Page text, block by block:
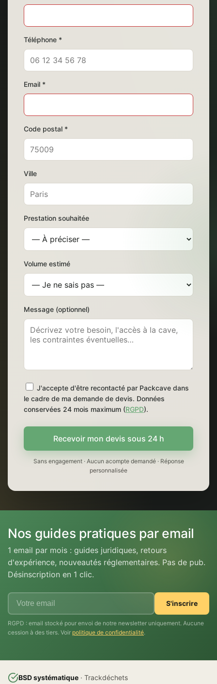
Téléphone *
Email *
Code postal *
Ville
Prestation souhaitée
Volume estimé
Message (optionnel)
J'accepte d'être recontacté par Packcave dans
le cadre de ma demande de devis. Données
conservées 24 mois maximum (RGPD).
Recevoir mon devis sous 24 h
Sans engagement · Aucun acompte demandé · Réponse
personnalisée
Nos guides pratiques par email
1 email par mois : guides juridiques, retours
d'expérience, nouveautés réglementaires. Pas de pub.
Désinscription en 1 clic.
S'inscrire
RGPD : email stocké pour envoi de notre newsletter uniquement. Aucune
cession à des tiers. Voir politique de confidentialité.
BSD systématique · Trackdéchets